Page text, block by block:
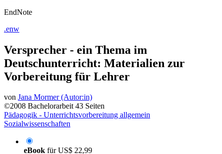
EndNote
.enw
Versprecher - ein Thema im
Deutschunterricht: Materialien zur
Vorbereitung für Lehrer
von Jana Mormer (Autor:in)
©2008 Bachelorarbeit 43 Seiten
Pädagogik - Unterrichtsvorbereitung allgemein
Sozialwissenschaften
eBook fürUS$ 22,99